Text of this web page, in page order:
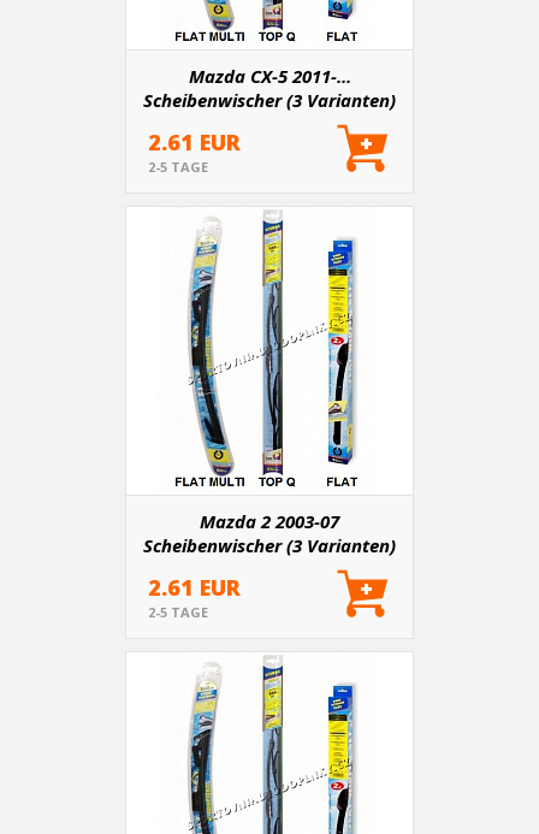
Mazda CX-5 2011-...
Scheibenwischer (3 Varianten)
2.61 EUR
2-5 TAGE
Mazda 2 2003-07
Scheibenwischer (3 Varianten)
2.61 EUR
2-5 TAGE